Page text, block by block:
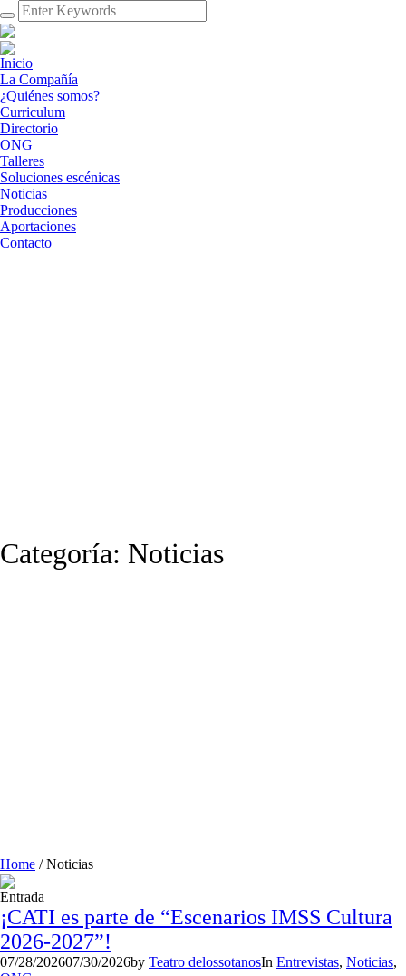
Inicio
La Compañía
¿Quiénes somos?
Curriculum
Directorio
ONG
Talleres
Soluciones escénicas
Noticias
Producciones
Aportaciones
Contacto
Categoría: Noticias
Home /Noticias
Entrada
¡CATI es parte de “Escenarios IMSS Cultura
2026-2027”!
07/28/202607/30/2026by Teatro delossotanosIn Entrevistas, Noticias,